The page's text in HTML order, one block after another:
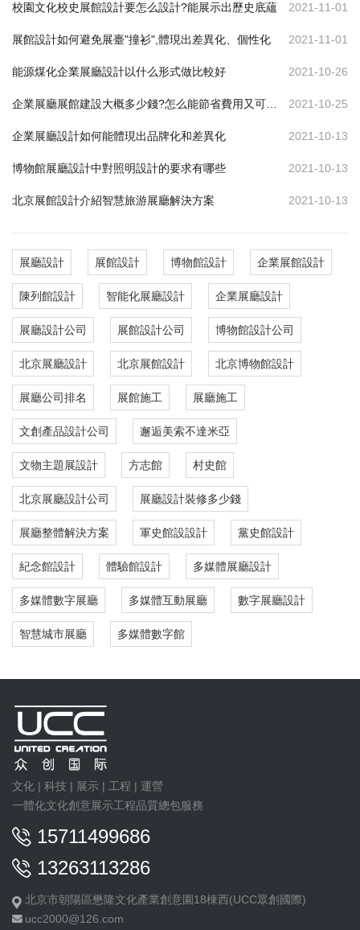
校園文化校史展館設計要怎么設計?能展示出歷史底蘊 2021-11-01
展館設計如何避免展臺"撞衫",體現出差異化、個性化 2021-11-01
能源煤化企業展廳設計以什么形式做比較好 2021-10-26
2021-10-25
企業展廳設計如何能體現出品牌化和差異化 2021-10-13
博物館展廳設計中對照明設計的要求有哪些 2021-10-13
北京展館設計介紹智慧旅游展廳解決方案 2021-10-13
展廳設計 展館設計 博物館設計 企業展館設計
陳列館設計 智能化展廳設計 企業展廳設計
展廳設計公司 展館設計公司 博物館設計公司
北京展廳設計 北京展館設計 北京博物館設計
展廳公司排名 展館施工 展廳施工
文創產品設計公司 邂逅美索不達米亞
文物主題展設計 方志館 村史館
北京展廳設計公司 展廳設計裝修多少錢
展廳整體解決方案 軍史館設設計 黨史館設計
紀念館設計 體驗館設計 多媒體展廳設計
多媒體數字展廳 多媒體互動展廳 數字展廳設計
智慧城市展廳 多媒體數字館
文化 | 科技 | 展示 | 工程 | 運營
一體化文化創意展示工程品質總包服務
15711499686
13263113286
北京市朝陽區懋隆文化產業創意園18棟西(UCC眾創國際)
ucc2000@126.com